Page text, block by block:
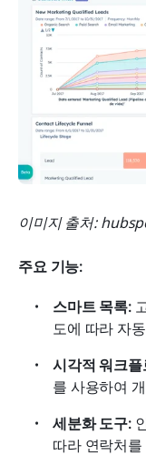
이미지 출처:
주요 기능:
스마트 목록:
도에 따라 자
시각적 워크
를 사용하여
세분화 도구:
따라 연락처